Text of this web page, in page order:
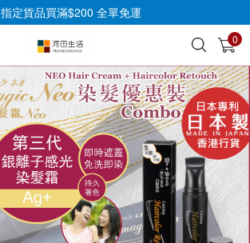
指定貨品買滿$200 全單免運
0
查看